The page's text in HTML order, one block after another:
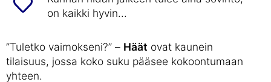
on kaikki hyvin...
”Tuletko vaimokseni?” – Häät ovat kaunein
tilaisuus, jossa koko suku pääsee kokoontumaan
yhteen.